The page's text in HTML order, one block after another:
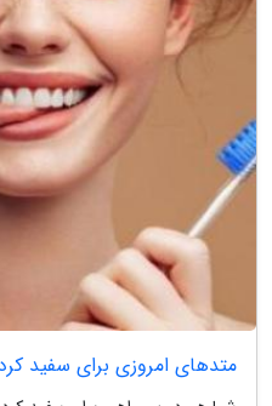
متدهای امروزی برای سفید